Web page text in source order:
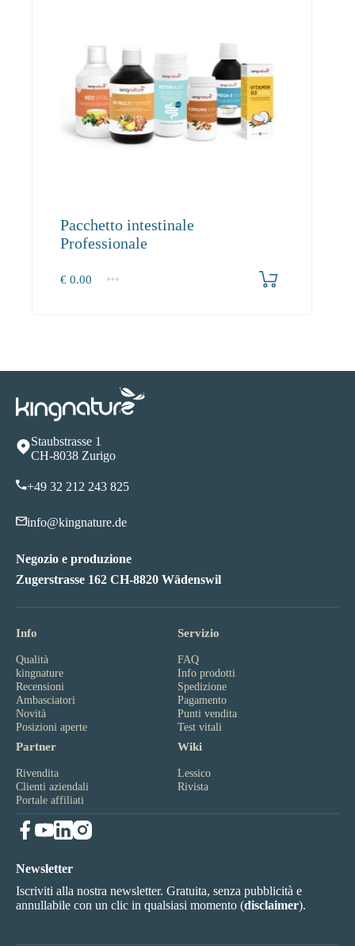
Pacchetto intestinale
Professionale
€ 0.00
1+
Staubstrasse 1
CH-8038 Zurigo
+49 32 212 243 825
info@kingnature.de
Negozio e produzione
Zugerstrasse 162 CH-8820 Wädenswil
Info
Qualità
kingnature
Recensioni
Ambasciatori
Novità
Posizioni aperte
Servizio
FAQ
Info prodotti
Spedizione
Pagamento
Punti vendita
Test vitali
Partner
Rivendita
Clienti aziendali
Portale affiliati
Wiki
Lessico
Rivista
Newsletter
Iscriviti alla nostra newsletter. Gratuita, senza pubblicità e
annullabile con un clic in qualsiasi momento (disclaimer).